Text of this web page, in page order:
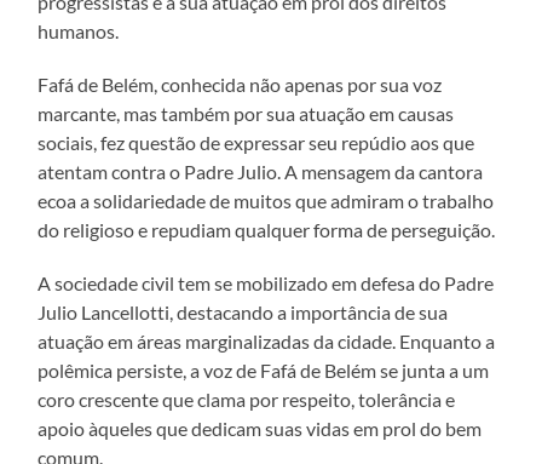
humanos.
Fafá de Belém, conhecida não apenas por sua voz
marcante, mas também por sua atuação em causas
sociais, fez questão de expressar seu repúdio aos que
atentam contra o Padre Julio. A mensagem da cantora
ecoa a solidariedade de muitos que admiram o trabalho
do religioso e repudiam qualquer forma de perseguição.
A sociedade civil tem se mobilizado em defesa do Padre
Julio Lancellotti, destacando a importância de sua
atuação em áreas marginalizadas da cidade. Enquanto a
polêmica persiste, a voz de Fafá de Belém se junta a um
coro crescente que clama por respeito, tolerância e
apoio àqueles que dedicam suas vidas em prol do bem
comum.